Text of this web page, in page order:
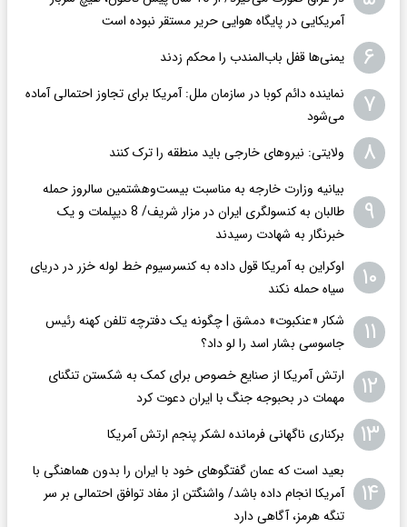
آمریکایی در پایگاه هوایی حریر مستقر نبوده است
۶ یمنی‌ها قفل باب‌المندب را محکم زدند
۷
نماینده دائم کوبا در سازمان ملل: آمریکا برای تجاوز احتمالی آماده
می‌شود
۸ ولایتی: نیروهای خارجی باید منطقه را ترک کنند
۹
بیانیه وزارت خارجه به مناسبت بیست‌وهشتمین سالروز حمله
طالبان به کنسولگری ایران در مزار شریف/ 8 دیپلمات و یک
خبرنگار به شهادت رسیدند
۱۰
اوکراین به آمریکا قول داده به کنسرسیوم خط لوله خزر در دریای
سیاه حمله نکند
۱۱
شکار «عنکبوت» دمشق | چگونه یک دفترچه تلفن کهنه رئیس
جاسوسی بشار اسد را لو داد؟
۱۲
ارتش آمریکا از صنایع خصوص برای کمک به شکستن تنگنای
مهمات در بحبوجه جنگ با ایران دعوت کرد
۱۳ برکناری ناگهانی فرمانده لشکر پنجم ارتش آمریکا
۱۴
بعید است که عمان گفتگوهای خود با ایران را بدون هماهنگی با
آمریکا انجام داده باشد/ واشنگتن‌ از مفاد توافق احتمالی بر سر
تنگه هرمز، آگاهی دارد